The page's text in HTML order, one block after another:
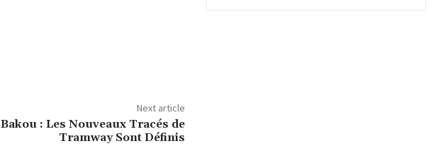
Next article
Bakou : Les Nouveaux Tracés de
Tramway Sont Définis